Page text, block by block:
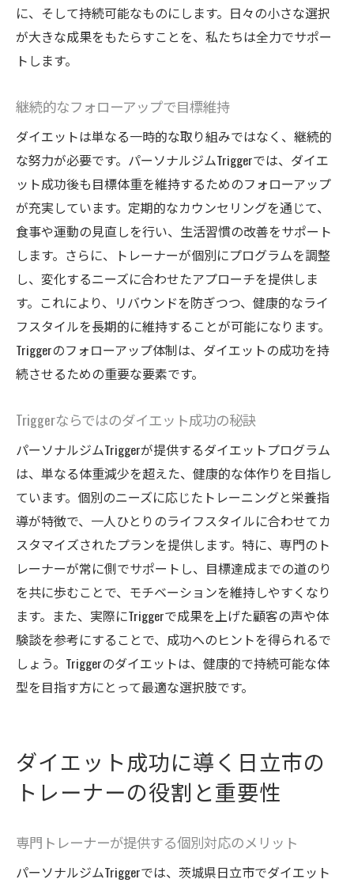
に、そして持続可能なものにします。日々の小さな選択
が大きな成果をもたらすことを、私たちは全力でサポー
トします。
継続的なフォローアップで目標維持
ダイエットは単なる一時的な取り組みではなく、継続的
な努力が必要です。パーソナルジムTriggerでは、ダイエ
ット成功後も目標体重を維持するためのフォローアップ
が充実しています。定期的なカウンセリングを通じて、
食事や運動の見直しを行い、生活習慣の改善をサポート
します。さらに、トレーナーが個別にプログラムを調整
し、変化するニーズに合わせたアプローチを提供しま
す。これにより、リバウンドを防ぎつつ、健康的なライ
フスタイルを長期的に維持することが可能になります。
Triggerのフォローアップ体制は、ダイエットの成功を持
続させるための重要な要素です。
Triggerならではのダイエット成功の秘訣
パーソナルジムTriggerが提供するダイエットプログラム
は、単なる体重減少を超えた、健康的な体作りを目指し
ています。個別のニーズに応じたトレーニングと栄養指
導が特徴で、一人ひとりのライフスタイルに合わせてカ
スタマイズされたプランを提供します。特に、専門のト
レーナーが常に側でサポートし、目標達成までの道のり
を共に歩むことで、モチベーションを維持しやすくなり
ます。また、実際にTriggerで成果を上げた顧客の声や体
験談を参考にすることで、成功へのヒントを得られるで
しょう。Triggerのダイエットは、健康的で持続可能な体
型を目指す方にとって最適な選択肢です。
ダイエット成功に導く日立市の
トレーナーの役割と重要性
専門トレーナーが提供する個別対応のメリット
パーソナルジムTriggerでは、茨城県日立市でダイエット